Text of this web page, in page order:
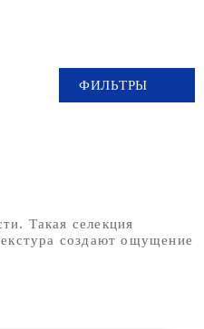
ФИЛЬТРЫ
Такая селекция
создают ощущение